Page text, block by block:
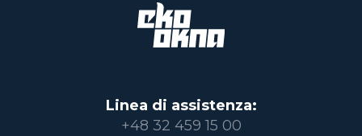
Linea di assistenza:
+48 32 459 15 00